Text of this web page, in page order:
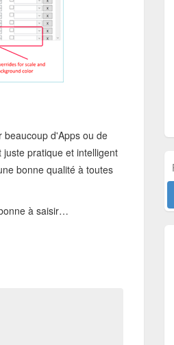
beaucoup d'Apps ou de
juste pratique et intelligent
bonne qualité à toutes
à saisir…